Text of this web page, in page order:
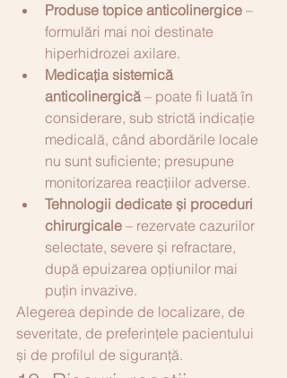
Produse topice anticolinergice –
formulări mai noi destinate
hiperhidrozei axilare.
Medicația sistemică
anticolinergică – poate fi luată în
considerare, sub strictă indicație
medicală, când abordările locale
nu sunt suficiente; presupune
monitorizarea reacțiilor adverse.
Tehnologii dedicate și proceduri
chirurgicale – rezervate cazurilor
selectate, severe și refractare,
după epuizarea opțiunilor mai
puțin invazive.
Alegerea depinde de localizare, de
severitate, de preferințele pacientului
și de profilul de siguranță.